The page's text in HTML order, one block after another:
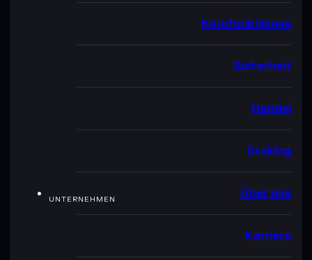
Kernfunktionen
Sicherheit
Handel
Staking
UNTERNEHMEN Über uns
Karriere